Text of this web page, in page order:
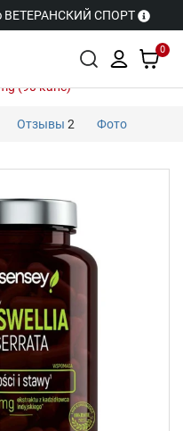
ВЕТЕРАНСКИЙ СПОРТ
0
(90 капс)
Отзывы 2 Фото